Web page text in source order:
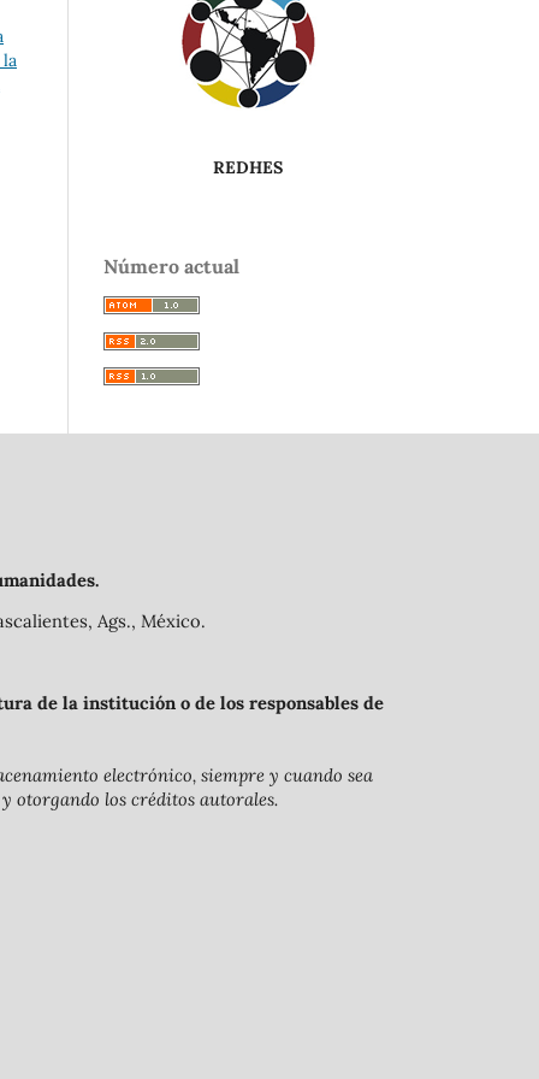
REDHES
Número actual
Ags., México.
de la institución o de los responsables de
electrónico, siempre y cuando sea
otorgando los créditos autorales.